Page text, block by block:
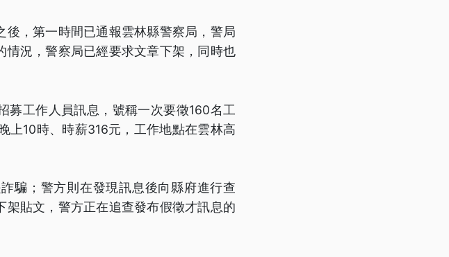
，第一時間已通報雲林縣警察局，警局
況，警察局已經要求文章下架，同時也
募工作人員訊息，號稱一次要徵160名工
上10時、時薪316元，工作地點在雲林高
騙；警方則在發現訊息後向縣府進行查
貼文，警方正在追查發布假徵才訊息的